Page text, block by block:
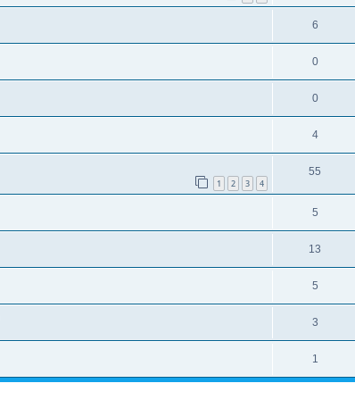
6
0
0
4
1 2 3 4
55
5
13
5
3
1